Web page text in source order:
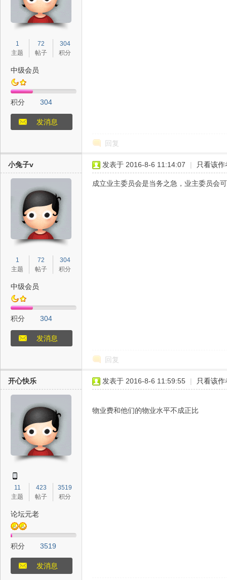
1
主题
72
帖子
304
积分
中级会员
积分 304
发消息
回复
小兔子v
1
主题
72
帖子
304
积分
中级会员
积分 304
发消息
发表于 2016-8-6 11:14:07 | 只看该作
成立业主委员会是当务之急，业主委员会
回复
开心快乐
11
主题
423
帖子
3519
积分
论坛元老
积分 3519
发消息
发表于 2016-8-6 11:59:55 | 只看该作
物业费和他们的物业水平不成正比